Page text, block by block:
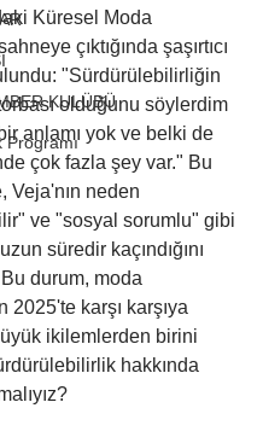
KULÜBÜ
Programı
Küresel Moda
çıktığında şaşırtıcı
"Sürdürülebilirliğin
olduğunu söylerdim
anlamı yok ve belki de
çok fazla şey var." Bu
Veja'nın neden
ve "sosyal sorumlu" gibi
süredir kaçındığını
Bu durum, moda
2025'te karşı karşıya
ikilemlerden birini
hakkında